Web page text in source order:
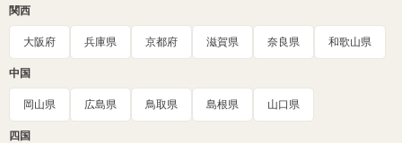
関西
大阪府 兵庫県 京都府 滋賀県 奈良県 和歌山県
中国
岡山県 広島県 鳥取県 島根県 山口県
四国